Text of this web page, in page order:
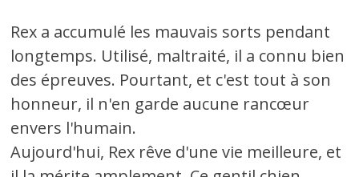
Rex a accumulé les mauvais sorts pendant
longtemps. Utilisé, maltraité, il a connu bien
des épreuves. Pourtant, et c'est tout à son
honneur, il n'en garde aucune rancœur
envers l'humain.
Aujourd'hui, Rex rêve d'une vie meilleure, et